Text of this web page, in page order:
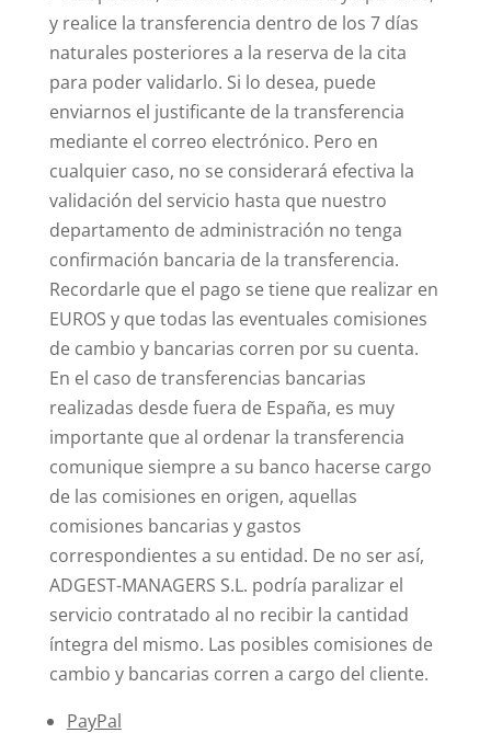
y realice la transferencia dentro de los 7 días
naturales posteriores a la reserva de la cita
para poder validarlo. Si lo desea, puede
enviarnos el justificante de la transferencia
mediante el correo electrónico. Pero en
cualquier caso, no se considerará efectiva la
validación del servicio hasta que nuestro
departamento de administración no tenga
confirmación bancaria de la transferencia.
Recordarle que el pago se tiene que realizar en
EUROS y que todas las eventuales comisiones
de cambio y bancarias corren por su cuenta.
En el caso de transferencias bancarias
realizadas desde fuera de España, es muy
importante que al ordenar la transferencia
comunique siempre a su banco hacerse cargo
de las comisiones en origen, aquellas
comisiones bancarias y gastos
correspondientes a su entidad. De no ser así,
ADGEST-MANAGERS S.L. podría paralizar el
servicio contratado al no recibir la cantidad
íntegra del mismo. Las posibles comisiones de
cambio y bancarias corren a cargo del cliente.
PayPal